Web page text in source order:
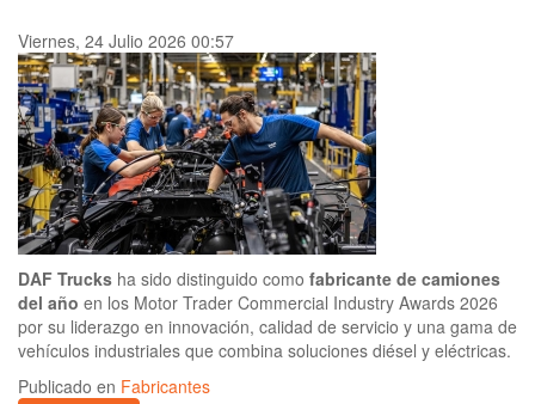
Viernes, 24 Julio 2026 00:57
DAF Trucks ha sido distinguido como fabricante de camiones
del año en los Motor Trader Commercial Industry Awards 2026
por su liderazgo en innovación, calidad de servicio y una gama de
vehículos industriales que combina soluciones diésel y eléctricas.
Publicado en Fabricantes